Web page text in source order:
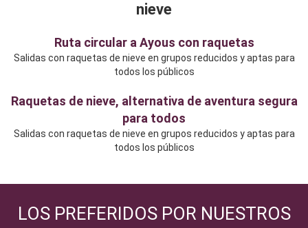
nieve
Ruta circular a Ayous con raquetas
Salidas con raquetas de nieve en grupos reducidos y aptas para
todos los públicos
Raquetas de nieve, alternativa de aventura segura
para todos
Salidas con raquetas de nieve en grupos reducidos y aptas para
todos los públicos
LOS PREFERIDOS POR NUESTROS